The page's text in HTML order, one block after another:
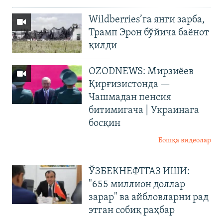
Wildberries’га янги зарба,
Трамп Эрон бўйича баёнот
қилди
OZODNEWS: Мирзиёев
Қирғизистонда —
Чашмадан пенсия
битимигача | Украинага
босқин
Бошқа видеолар
ЎЗБЕКНЕФТГАЗ ИШИ:
"655 миллион доллар
зарар" ва айбловларни рад
этган собиқ раҳбар